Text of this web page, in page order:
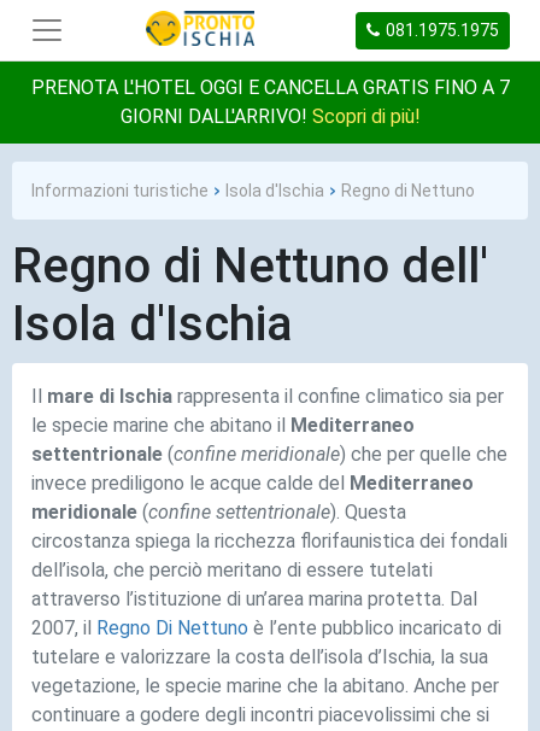
081.1975.1975
PRENOTA L'HOTEL OGGI E CANCELLA GRATIS FINO A 7
GIORNI DALL'ARRIVO! Scopri di più!
Informazioni turistiche Isola d'Ischia Regno di Nettuno
Regno di Nettuno dell'
Isola d'Ischia
Il mare di Ischia rappresenta il confine climatico sia per
le specie marine che abitano il Mediterraneo
settentrionale (confine meridionale) che per quelle che
invece prediligono le acque calde del Mediterraneo
meridionale (confine settentrionale). Questa
circostanza spiega la ricchezza florifaunistica dei fondali
dell’isola, che perciò meritano di essere tutelati
attraverso l’istituzione di un’area marina protetta. Dal
2007, il Regno Di Nettuno è l’ente pubblico incaricato di
tutelare e valorizzare la costa dell’isola d’Ischia, la sua
vegetazione, le specie marine che la abitano. Anche per
continuare a godere degli incontri piacevolissimi che si